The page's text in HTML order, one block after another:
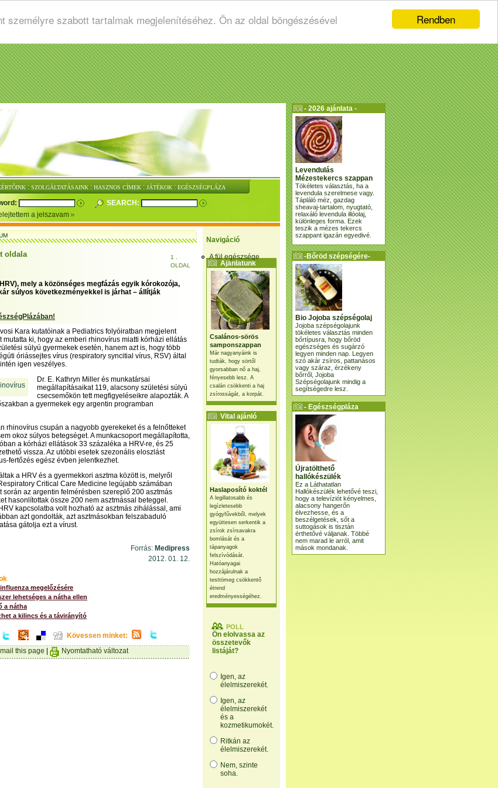
Rendben
szabott tartalmak megjelenítéséhez. Ön az oldal böngészésével
: SZOLGÁLTATÁSAINK : HASZNOS CÍMEK : JÁTÉKOK : EGÉSZSÉGPLÁZA
SEARCH:
a jelszavam
Navigáció
A fül egészsége
Ajánlatunk
Csalános-sörös
samponszappan
Már nagyanyáink is
tudták, hogy sörtől
gyorsabban nő a haj,
fényesebb lesz. A
csalán csökkenti a haj
zsírosságát, a korpát.
Vital ajánló
Haslaposító koktél
A legillatosabb és
legízletesebb
gyógyfűvekből, melyek
együttesen serkentik a
zsírok zsírsavakra
bomlását és a
tápanyagok
felszívódását.
Hatóanyagai
hozzájárulnak a
testtömeg csökkentő
étrend
eredményességéhez.
POLL
Ön elolvassa az
összetevők
listáját?
Igen, az
élelmiszerekét.
Igen, az
élelmiszerekét
és a
kozmetikumokét.
Ritkán az
élelmiszerekét.
Nem, szinte
soha.
oldala
1 .
OLDAL
mely a közönséges megfázás egyik kórokozója,
súlyos következményekkel is járhat – állítják
Kara kutatóinak a Pediatrics folyóiratban megjelent
mutatta ki, hogy az emberi rhinovírus miatti kórházi ellátás
súlyú gyermekek esetén, hanem azt is, hogy több
óriássejtes vírus (respiratory syncitial vírus, RSV) által
igen veszélyes.
Dr. E. Kathryn Miller és munkatársai
megállapításaikat 119, alacsony születési súlyú
csecsemőkön tett megfigyeléseikre alapozták. A
a gyermekek egy argentin programban
rhinovírus csupán a nagyobb gyerekeket és a felnőtteket
okoz súlyos betegséget. A munkacsoport megállapította,
a kórházi ellátások 33 százaléka a HRV-re, és 25
vissza. Az utóbbi esetek szezonális eloszlást
fertőzés egész évben jelentkezhet.
a HRV és a gyermekkori asztma között is, melyről
Critical Care Medicine legújabb számában
során az argentin felmérésben szereplő 200 asztmás
hasonlítottak össze 200 nem asztmással beteggel.
kapcsolatba volt hozható az asztmás zihálással, ami
azt gondolták, azt asztmásokban felszabaduló
gátolja ezt a vírust.
Forrás: Medipress
2012. 01. 12.
megelőzésére
lehetséges a nátha ellen
a nátha
a kilincs és a távirányító
Kövessen minket:
this page
Nyomtatható változat
- 2026 ajánlata -
Levendulás
Mézestekercs szappan
Tökéletes választás, ha a
levendula szerelmese vagy.
Tápláló méz, gazdag
sheavaj-tartalom, nyugtató,
relaxáló levendula illóolaj,
különleges forma. Ezek
teszik a mézes tekercs
szappant igazán egyedivé.
-Bőröd szépségére-
Bio Jojoba szépségolaj
Jojoba szépségolajunk
tökéletes választás minden
bőrtípusra, hogy bőröd
egészséges és sugárzó
legyen minden nap. Legyen
szó akár zsíros, pattanásos
vagy száraz, érzékeny
bőrről, Jojoba
Szépségolajunk mindig a
segítségedre lesz.
- Egészségpláza
ajánlatunk -
Újratölthető
hallókészülék
Ez a Láthatatlan
Hallókészülék lehetővé teszi,
hogy a televíziót kényelmes,
alacsony hangerőn
élvezhesse, és a
beszélgetések, sőt a
suttogások is tisztán
érthetővé váljanak. Többé
nem marad le arról, amit
mások mondanak.